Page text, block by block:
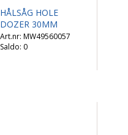
HÅLSÅG HOLE
DOZER 30MM
MW49560057
Saldo: 0